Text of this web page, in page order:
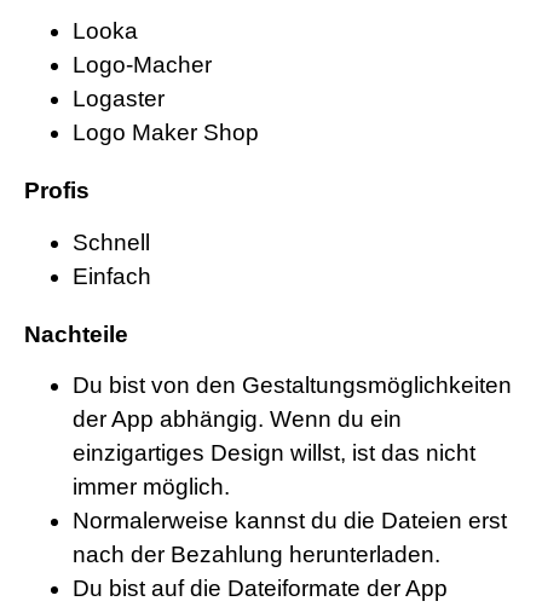
Looka
Logo-Macher
Logaster
Logo Maker Shop
Profis
Schnell
Einfach
Nachteile
Du bist von den Gestaltungsmöglichkeiten
der App abhängig. Wenn du ein
einzigartiges Design willst, ist das nicht
immer möglich.
Normalerweise kannst du die Dateien erst
nach der Bezahlung herunterladen.
Du bist auf die Dateiformate der App